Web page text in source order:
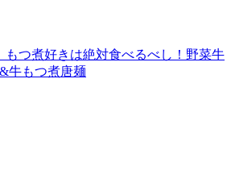
もつ煮好きは絶対食べるべし！野菜牛
牛もつ煮唐麺